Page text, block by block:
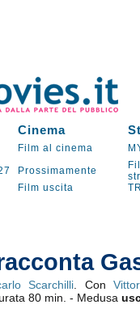
Cinema
Film al cinema
Prossimamente
Film uscita
Scarchilli . Con
80 min. - Medusa